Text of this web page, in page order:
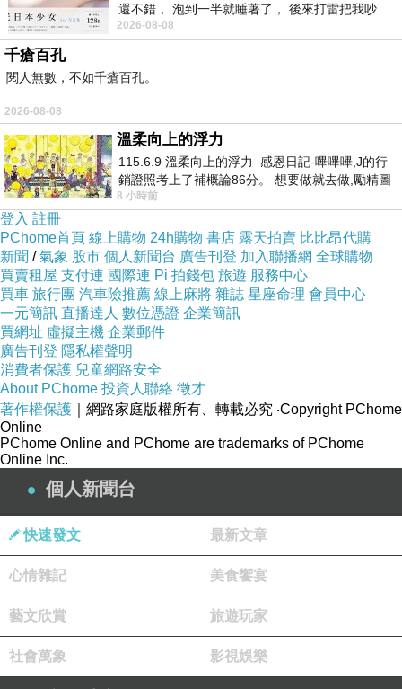
的線上卡拉OK服務，提供消費者唱歌這項服務
20幾年。擁有多項專利技術跟大量歌曲版權，目
前提供線上卡拉OK服務的對象包含電視機廠商、
高達數百萬用戶，這次新服務的升級也會將這些
用戶納入優先升級對象。
今天發表全台第一套卡拉OK精準評分系統，這套
功能強大的精準評分系統是美華公司跟合作夥伴
驊訊電子所共同開發出來，驊訊電子是台灣音效
IC設計大廠，多年來他們在設計IC時因為對於處
理聲音的專注與執著也因此練就了一身對於解析
音樂與人聲之間細節對應的真功夫，他們將演唱
者的情感、技巧、音準的細節利用快速的演算法
跟原唱歌手做即時比對然後給出一個幾乎是現場
評審老師會給的分數，這也是驊訊電子AI人工智
慧的一項突破與創新。相信這套精準評分系統，
必定會為消費者提供更佳的娛樂性與趣味性的唱
歌新體驗，這也是一個唱歌市場的新標準，勢必
引起一場卡拉OK以及KTV市場的革命性服務大
發佈會現場邀請小胖林育羣為試唱嘉賓，除了跟
曲。螢光幕前許久不見的小胖林育羣在2012年參
加第一次歌唱比賽，一路到2013年總共參加關8
還不錯， 泡到一半就睡著了， 後來打雷把我吵
醒， 手
2026-08-08
千瘡百孔
閱人無數，不如千瘡百孔。
2026-08-08
溫柔向上的浮力
115.6.9 溫柔向上的浮力 感恩日記-嗶嗶嗶,J的行
銷證照考上了補概論86分。 想要做就去做,勵精圖
治大成功,也是表法,堅持和努力
8 小時前
登入 註冊
PChome首頁 線上購物 24h購物 書店 露天拍賣 比比昂代購
新聞 /氣象 股市 個人新聞台 廣告刊登 加入聯播網 全球購物
買賣租屋 支付連 國際連 Pi 拍錢包 旅遊 服務中心
買車 旅行團 汽車險推薦 線上麻將 雜誌 星座命理 會員中心
一元簡訊 直播達人 數位憑證 企業簡訊
買網址 虛擬主機 企業郵件
廣告刊登 隱私權聲明
消費者保護 兒童網路安全
About PChome 投資人聯絡 徵才
著作權保護 ｜網路家庭版權所有、轉載必究 ‧Copyright PChome
Online
PChome Online and PChome are trademarks of PChome
Online Inc.
個人新聞台
快速發文 最新文章
心情雜記 美食饗宴
藝文欣賞 旅遊玩家
社會萬象 影視娛樂